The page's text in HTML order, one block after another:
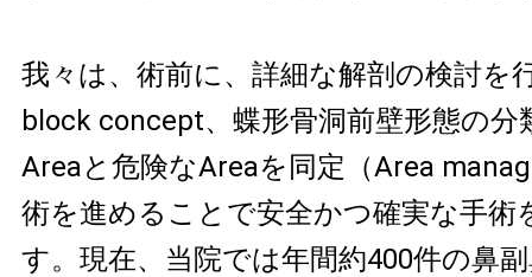
我々は、術前に、詳細な解剖の検討を
block concept、蝶形骨洞前壁形態の分
Areaと危険なAreaを同定（Area
術を進めることで安全かつ確実な手術
す。現在、当院では年間約400件の鼻